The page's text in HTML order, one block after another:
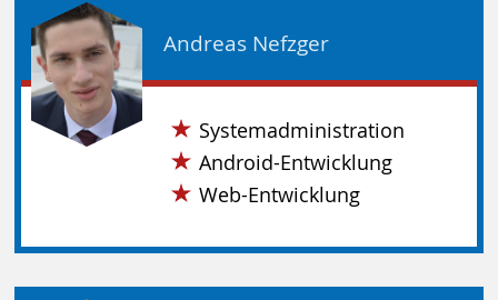
Andreas Nefzger
Systemadministration
Android-Entwicklung
Web-Entwicklung